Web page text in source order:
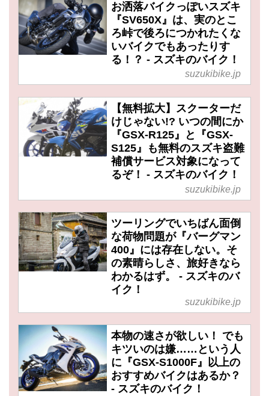
お洒落バイクっぽいスズキ
『SV650X』は、実のとこ
ろ峠で後ろにつかれたくな
いバイクでもあったりす
る！？ - スズキのバイク！
suzukibike.jp
【無料拡大】スクーターだ
けじゃない!? いつの間にか
『GSX-R125』と『GSX-
S125』も無料のスズキ盗難
補償サービス対象になって
るぞ！ - スズキのバイク！
suzukibike.jp
ツーリングでいちばん面倒
な荷物問題が『バーグマン
400』には存在しない。そ
の素晴らしさ、旅好きなら
わかるはず。 - スズキのバ
イク！
suzukibike.jp
本物の速さが欲しい！ でも
キツいのは嫌……という人
に『GSX-S1000F』以上の
おすすめバイクはあるか？
- スズキのバイク！